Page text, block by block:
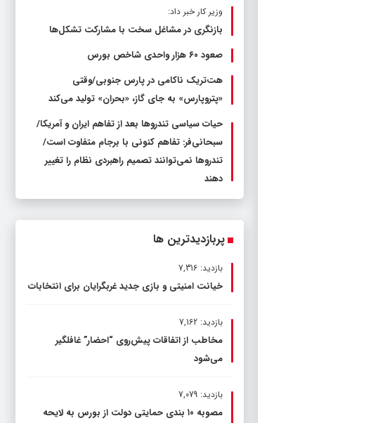
وزیر کار خبر داد:
بازنگری در مشاغل سخت با مشارکت تشکل‌ها
صعود ۶۰ هزار واحدی شاخص بورس
هت‌تریک ناکامی در پارس جنوبی/وقتی
«پتروپارس» به جای گاز، «بحران» تولید می‌کند
حیات سیاسی تندروها بعد از تفاهم ایران و آمریکا/
سبحانی‌فر: تفاهم کنونی با برجام متفاوت است/
تندروها نمی‌توانند تصمیم راهبردی نظام را تغییر
دهند
پربازدیدترین ها
بازدید: 7,316
خیانت امنیتی و بازی جدید غربگرایان برای انتخابات
بازدید: 7,162
مخاطب از اتفاقات پیش‌روی “احضار” غافلگیر
می‌شود
بازدید: 7,079
مصوبه ۱۰ بندی حمایتی دولت از بورس به لایحه